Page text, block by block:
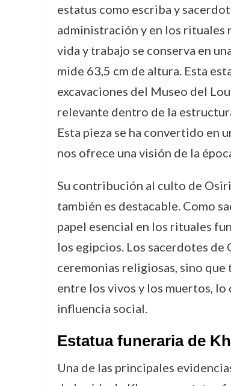
estatus como escriba y
administración y en los rituales
vida y trabajo se conserva en
mide 63,5 cm de altura. Esta
excavaciones del Museo del
relevante dentro de la
Esta pieza se ha convertido en
nos ofrece una visión de la
Su contribución al culto de
también es destacable. Como
papel esencial en los rituales
los egipcios. Los sacerdotes de
ceremonias religiosas, sino
entre los vivos y los muertos,
influencia social.
Estatua funeraria de
Una de las principales